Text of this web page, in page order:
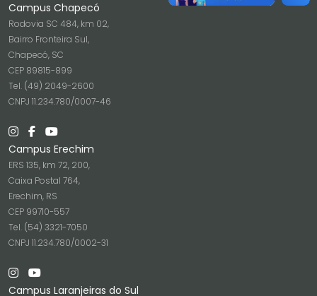
Campus Chapecó
Rodovia SC 484, km 02,
Bairro Fronteira Sul,
Chapecó, SC
CEP 89815-899
Tel. (49) 2049-2600
CNPJ 11.234.780/0007-46
Campus Erechim
ERS 135, km 72, 200,
Caixa Postal 764,
Erechim, RS
CEP 99710-557
Tel. (54) 3321-7050
CNPJ 11.234.780/0002-31
Campus Laranjeiras do Sul